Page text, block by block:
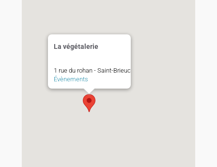
La végétalerie
1 rue du rohan - Saint-Brieuc
Évènements